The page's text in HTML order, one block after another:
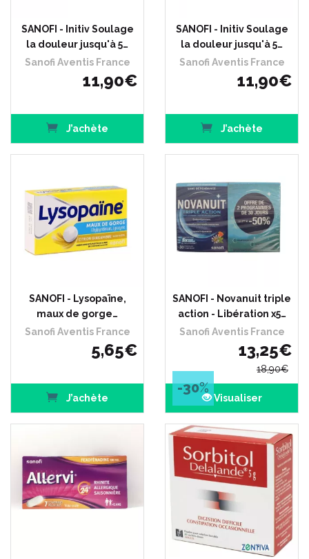
SANOFI - Initiv Soulage
la douleur jusqu'à 5…
Sanofi Aventis France
11,90€
J’achète
SANOFI - Initiv Soulage
la douleur jusqu'à 5…
Sanofi Aventis France
11,90€
J’achète
SANOFI - Lysopaïne,
maux de gorge…
Sanofi Aventis France
5,65€
J’achète
SANOFI - Novanuit triple
action - Libération x5…
Sanofi Aventis France
13,25€
18,90€
-30%
Visualiser